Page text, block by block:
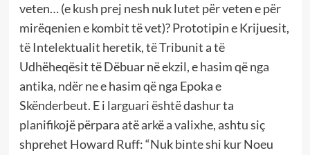
veten… (e kush prej nesh nuk lutet për veten e për
mirëqenien e kombit të vet)? Prototipin e Krijuesit,
të Intelektualit heretik, të Tribunit a të
Udhëheqësit të Dëbuar në ekzil, e hasim që nga
antika, ndër ne e hasim që nga Epoka e
Skënderbeut. E i larguari është dashur ta
planifikojë përpara atë arkë a valixhe, ashtu siç
shprehet Howard Ruff: “Nuk binte shi kur Noeu